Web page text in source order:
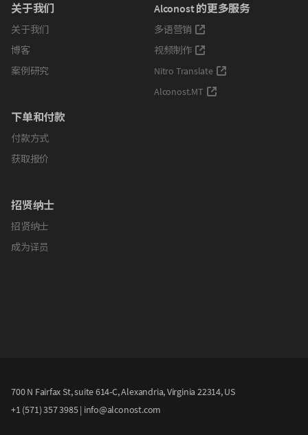
关于我们
关于我们
博客
案例研究
下单和付款
付款方式
获取报价
招贤纳士
招贤纳士
成为译员
Alconost 的更多服务
多语营销
视频制作
Nitro Translate
Alconost.MT
700 N Fairfax St, suite 614-C, Alexandria, Virginia 22314, US
+1 (571) 357 3985| info@alconost.com